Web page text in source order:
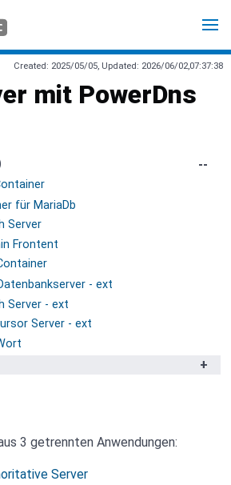
mit PowerDns
Created: 2025/05/05, Updated: 2026/06/02,07:37:38
für MariaDb
Server
Frontent
- ext
Server - ext
Server - ext
Navigation
3 getrennten Anwendungen:
Server